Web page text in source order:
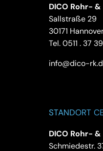
DICO Rohr-
Sallstraße 29
30171
Tel.0511 . 37
info@dico-
STANDORT
DICO Rohr-
Schmiedestr.